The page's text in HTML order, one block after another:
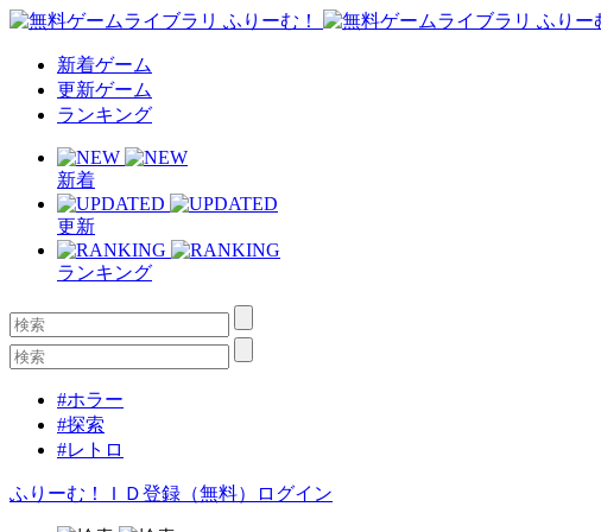
新着ゲーム
更新ゲーム
ランキング
新着
更新
ランキング
#ホラー
#探索
#レトロ
ふりーむ！ＩＤ登録（無料） ログイン